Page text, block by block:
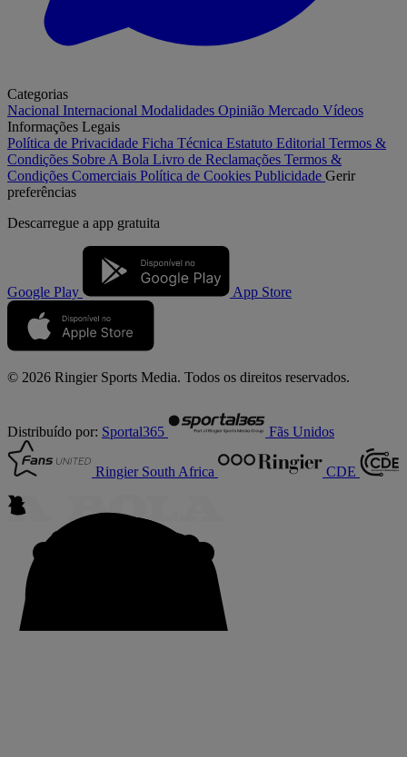
Categorias
Nacional Internacional Modalidades Opinião Mercado Vídeos
Informações Legais
Política de Privacidade Ficha Técnica Estatuto Editorial Termos &
Condições Sobre A Bola Livro de Reclamações Termos &
Condições Comerciais Política de Cookies Publicidade Gerir
preferências
Descarregue a app gratuita
Google Play App Store
© 2026 Ringier Sports Media. Todos os direitos reservados.
Distribuído por: Sportal365 Fãs Unidos
Ringier South Africa CDE